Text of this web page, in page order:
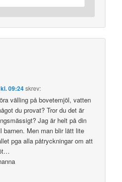
09:24skrev:
välling på bovetemjöl, vatten
du provat? Tror du det är
Jag är helt på din
barnen. Men man blir lätt lite
pga alla påtryckningar om att